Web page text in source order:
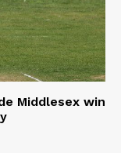
Middlesex win